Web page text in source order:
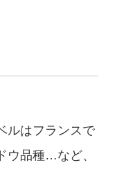
ルはフランスで
ウ品種…など、